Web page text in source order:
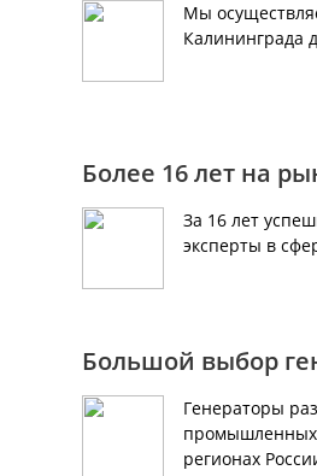
Мы
Калининграда
Более 16 лет на
За 16 лет
эксперты в
Большой выбор
Генераторы
промышленных
регионах